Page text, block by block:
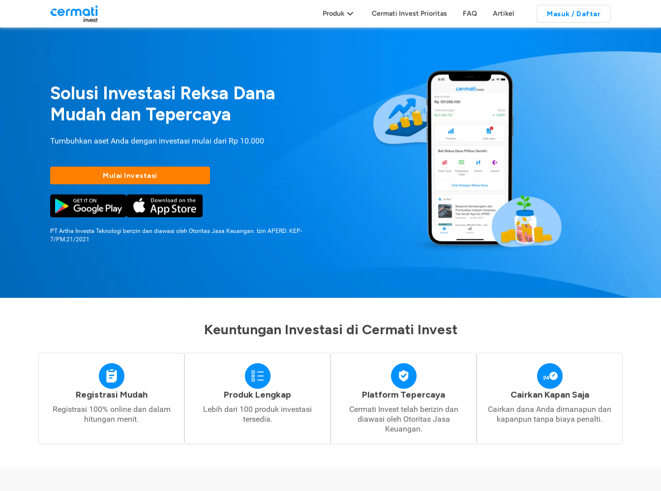
Produk Cermati Invest Prioritas FAQ Artikel Masuk / Daftar
Solusi Investasi Reksa Dana
Mudah dan Tepercaya
Tumbuhkan aset Anda dengan investasi mulai dari Rp 10.000
Mulai Investasi
PT Artha Investa Teknologi berizin dan diawasi oleh Otoritas Jasa Keuangan. Izin APERD: KEP-
7/PM.21/2021
Keuntungan Investasi di Cermati Invest
Registrasi Mudah
Registrasi 100% online dan dalam
hitungan menit.
Produk Lengkap
Lebih dari 100 produk investasi
tersedia.
Platform Tepercaya
Cermati Invest telah berizin dan
diawasi oleh Otoritas Jasa
Keuangan.
Cairkan Kapan Saja
Cairkan dana Anda dimanapun dan
kapanpun tanpa biaya penalti.